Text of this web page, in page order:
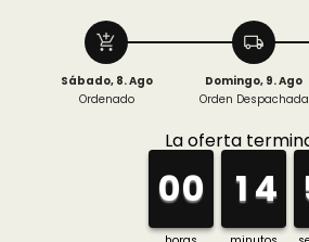
add_shopping_cart
Sábado, 8. Ago
Ordenado
local_shipping
Domingo, 9. Ago
Orden Despachada